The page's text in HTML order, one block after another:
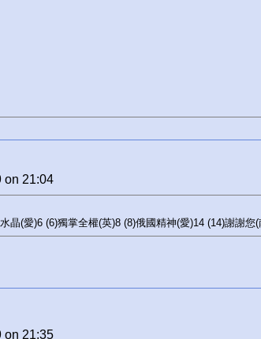
on 21:04
晶(愛)6 (6)獨掌全權(英)8 (8)俄國精神(愛)14 (14)謝謝您(
on 21:35